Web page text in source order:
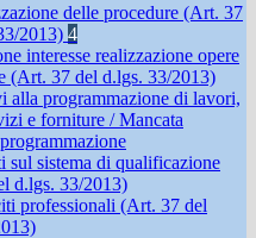
delle procedure (Art. 37
2013) 4
interesse realizzazione opere
(Art. 37 del d.lgs. 33/2013)
alla programmazione di lavori,
e forniture / Mancata
sul sistema di qualificazione
d.lgs. 33/2013)
professionali (Art. 37 del